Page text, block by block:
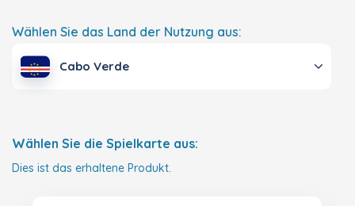
Wählen Sie das Land der Nutzung aus:
Cabo Verde
Wählen Sie die Spielkarte aus:
Dies ist das erhaltene Produkt.